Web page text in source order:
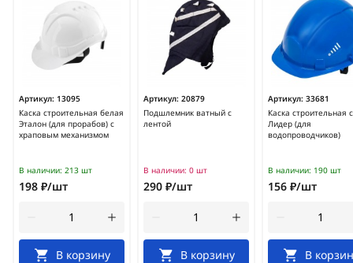
Артикул: 13095
Каска строительная белая
Эталон (для прорабов) с
храповым механизмом
В наличии: 213 шт
198 ₽/шт
В корзину
Артикул: 20879
Подшлемник ватный с
лентой
В наличии: 0 шт
290 ₽/шт
В корзину
Артикул: 33681
Каска строительная
Лидер (для
водопроводчиков)
В наличии: 190 шт
156 ₽/шт
В